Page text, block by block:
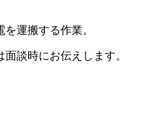
運搬する作業。
談時にお伝えします。